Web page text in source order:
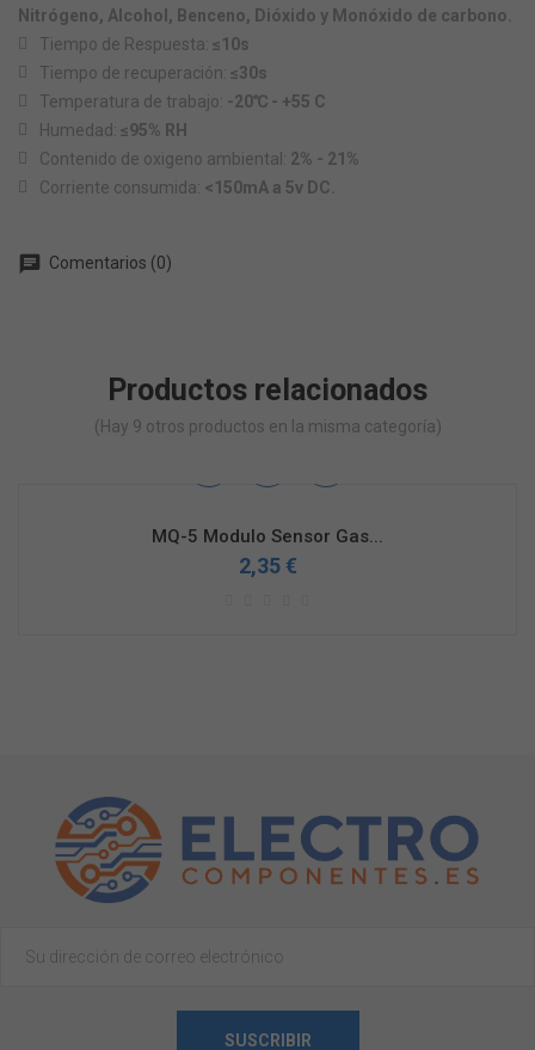
Nitrógeno, Alcohol, Benceno, Dióxido y Monóxido de carbono.
Tiempo de Respuesta: ≤10s
Tiempo de recuperación: ≤30s
Temperatura de trabajo: -20℃ - +55 C
Humedad: ≤95% RH
Contenido de oxigeno ambiental: 2% - 21%
Corriente consumida: <150mA a 5v DC.
chat Comentarios (0)
Productos relacionados
(Hay 9 otros productos en la misma categoría)
MQ-5 Modulo Sensor Gas...
2,35 €
SUSCRIBIR